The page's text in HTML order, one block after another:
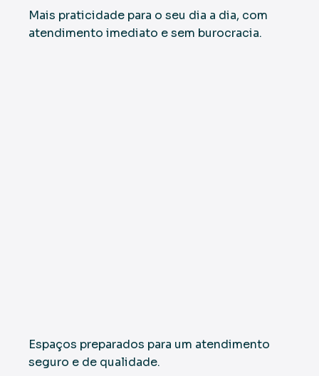
Mais praticidade para o seu dia a dia, com
atendimento imediato e sem burocracia.
Espaços preparados para um atendimento
seguro e de qualidade.